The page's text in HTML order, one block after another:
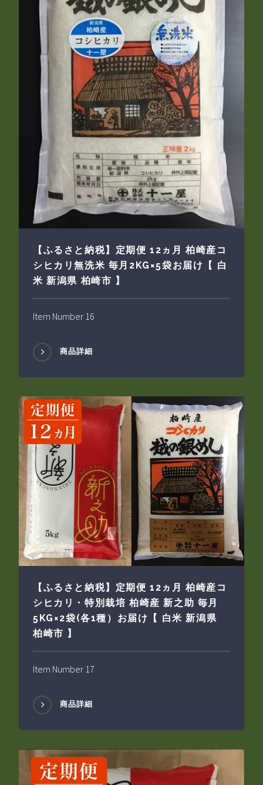
【ふるさと納税】定期便 12ヵ月 柏崎産コ
シヒカリ無洗米 毎月2KG×5袋お届け【 白
米 新潟県 柏崎市 】
Item Number 16
商品詳細
【ふるさと納税】定期便 12ヵ月 柏崎産コ
シヒカリ・特別栽培 柏崎産 新之助 毎月
5KG×2袋(各1種）お届け【 白米 新潟県
柏崎市 】
Item Number 17
商品詳細